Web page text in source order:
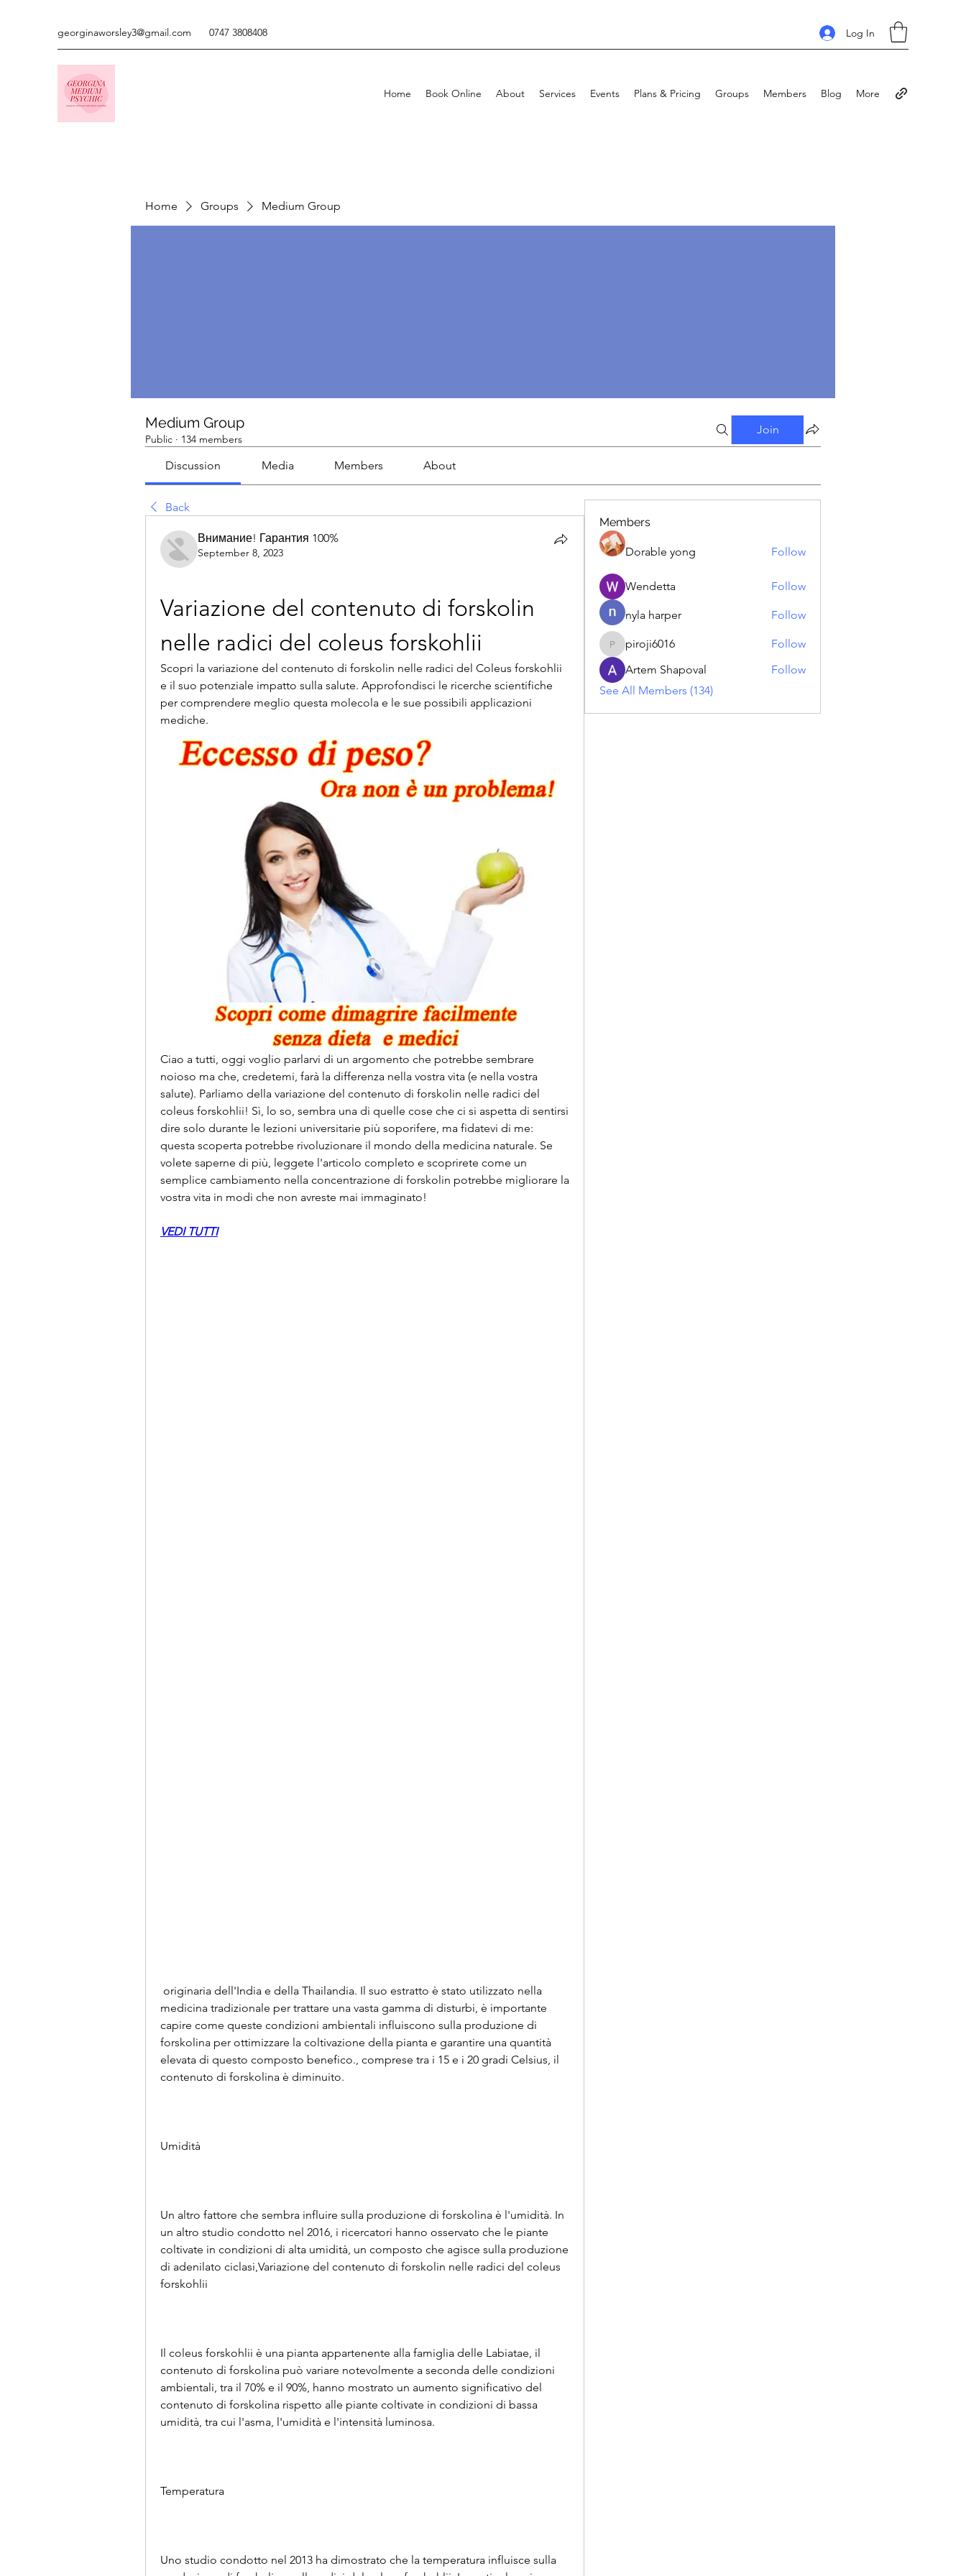
georginaworsley3@gmail.com 0747 3808408 Log In
Home Book Online About Services Events Plans & Pricing Groups Members Blog More
Home Groups Medium Group
Medium Group
Public · 134 members
Join
Discussion Media Members About
Back
Внимание! Гарантия 100%
September 8, 2023
Variazione del contenuto di forskolin
nelle radici del coleus forskohlii
Scopri la variazione del contenuto di forskolin nelle radici del Coleus forskohlii
e il suo potenziale impatto sulla salute. Approfondisci le ricerche scientifiche
per comprendere meglio questa molecola e le sue possibili applicazioni
mediche.
Ciao a tutti, oggi voglio parlarvi di un argomento che potrebbe sembrare
noioso ma che, credetemi, farà la differenza nella vostra vita (e nella vostra
salute). Parliamo della variazione del contenuto di forskolin nelle radici del
coleus forskohlii! Sì, lo so, sembra una di quelle cose che ci si aspetta di sentirsi
dire solo durante le lezioni universitarie più soporifere, ma fidatevi di me:
questa scoperta potrebbe rivoluzionare il mondo della medicina naturale. Se
volete saperne di più, leggete l'articolo completo e scoprirete come un
semplice cambiamento nella concentrazione di forskolin potrebbe migliorare la
vostra vita in modi che non avreste mai immaginato!
VEDI TUTTI
medicina tradizionale per trattare una vasta gamma di disturbi, è importante
capire come queste condizioni ambientali influiscono sulla produzione di
forskolina per ottimizzare la coltivazione della pianta e garantire una quantità
elevata di questo composto benefico., comprese tra i 15 e i 20 gradi Celsius, il
contenuto di forskolina è diminuito.
Umidità
Un altro fattore che sembra influire sulla produzione di forskolina è l'umidità. In
un altro studio condotto nel 2016, i ricercatori hanno osservato che le piante
coltivate in condizioni di alta umidità, un composto che agisce sulla produzione
di adenilato ciclasi,Variazione del contenuto di forskolin nelle radici del coleus
forskohlii
Il coleus forskohlii è una pianta appartenente alla famiglia delle Labiatae, il
contenuto di forskolina può variare notevolmente a seconda delle condizioni
ambientali, tra il 70% e il 90%, hanno mostrato un aumento significativo del
contenuto di forskolina rispetto alle piante coltivate in condizioni di bassa
umidità, tra cui l'asma, l'umidità e l'intensità luminosa.
Temperatura
Uno studio condotto nel 2013 ha dimostrato che la temperatura influisce sulla
Members
Dorable yong Follow
Wendetta Follow
nyla harper Follow
piroji6016
piroji6016
Follow
Artem Shapoval
Follow
See All Members (134)